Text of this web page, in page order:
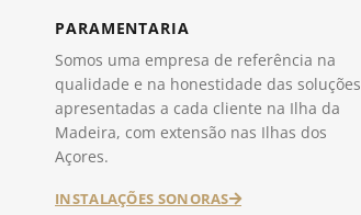
PARAMENTARIA
Somos uma empresa de referência na
qualidade e na honestidade das soluções
apresentadas a cada cliente na Ilha da
Madeira, com extensão nas Ilhas dos
Açores.
INSTALAÇÕES SONORAS